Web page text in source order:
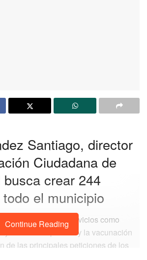
Santiago, director
Ciudadana de
crear 244
el municipio
pública, los servicios como
y alumbrado pública y la vacunación
de las principales peticiones de los
Continue Reading